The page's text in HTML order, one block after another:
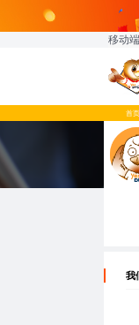
移动端
首页
我